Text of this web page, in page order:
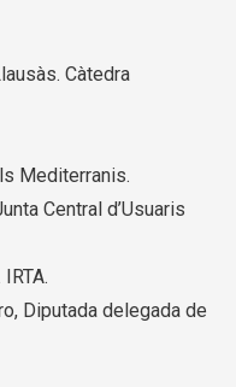
Càtedra
Mediterranis.
Central d’Usuaris
Diputada delegada de